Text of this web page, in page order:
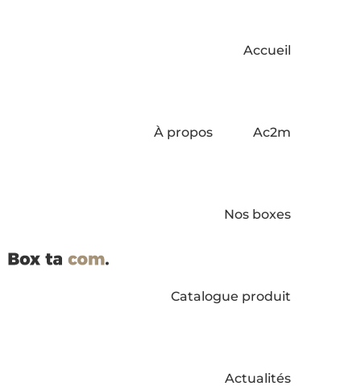
Accueil
À propos Ac2m
Nos boxes
Catalogue produit
Actualités